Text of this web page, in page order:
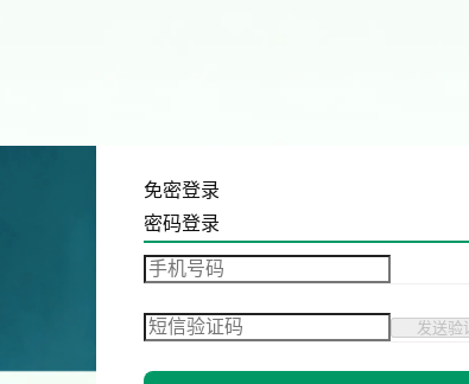
免密登录
密码登录
发送验